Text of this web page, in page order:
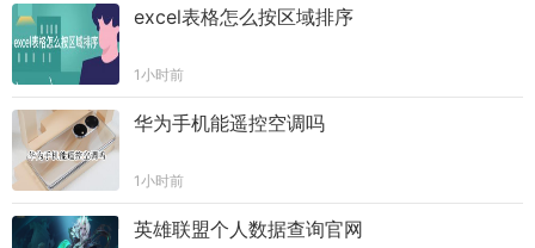
excel表格怎么按区域排序
1小时前
华为手机能遥控空调吗
1小时前
英雄联盟个人数据查询官网